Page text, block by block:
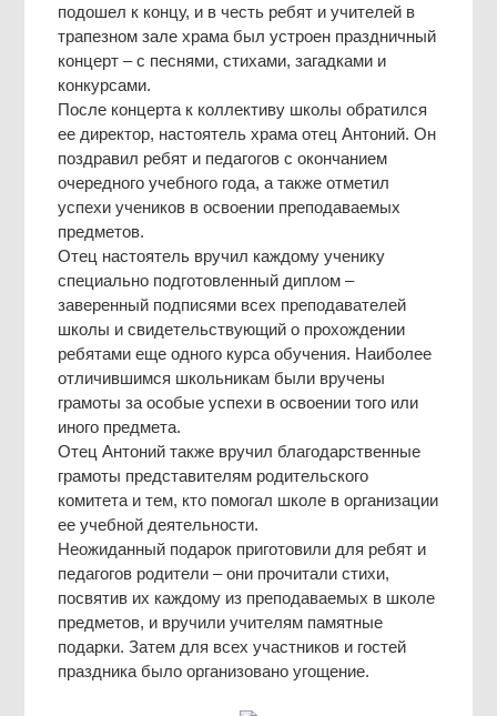
подошел к концу, и в честь ребят и учителей в
трапезном зале храма был устроен праздничный
концерт – с песнями, стихами, загадками и
конкурсами.
После концерта к коллективу школы обратился
ее директор, настоятель храма отец Антоний. Он
поздравил ребят и педагогов с окончанием
очередного учебного года, а также отметил
успехи учеников в освоении преподаваемых
предметов.
Отец настоятель вручил каждому ученику
специально подготовленный диплом –
заверенный подписями всех преподавателей
школы и свидетельствующий о прохождении
ребятами еще одного курса обучения. Наиболее
отличившимся школьникам были вручены
грамоты за особые успехи в освоении того или
иного предмета.
Отец Антоний также вручил благодарственные
грамоты представителям родительского
комитета и тем, кто помогал школе в организации
ее учебной деятельности.
Неожиданный подарок приготовили для ребят и
педагогов родители – они прочитали стихи,
посвятив их каждому из преподаваемых в школе
предметов, и вручили учителям памятные
подарки. Затем для всех участников и гостей
праздника было организовано угощение.